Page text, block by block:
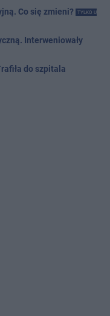
Co się zmieni?
TYLKO U
Interweniowały
do szpitala